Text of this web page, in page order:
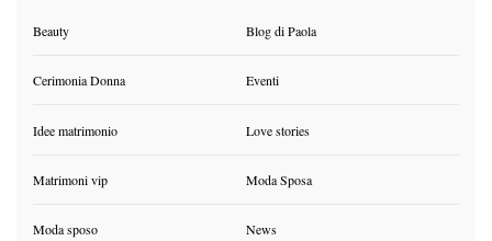
Beauty Blog di Paola
Cerimonia Donna Eventi
Idee matrimonio Love stories
Matrimoni vip Moda Sposa
Moda sposo News